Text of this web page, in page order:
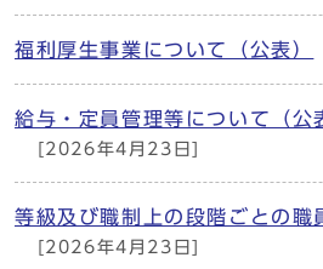
福利厚生事業について（公表）
給与・定員管理等について（公
[2026年4月23日]
等級及び職制上の段階ごとの職
[2026年4月23日]